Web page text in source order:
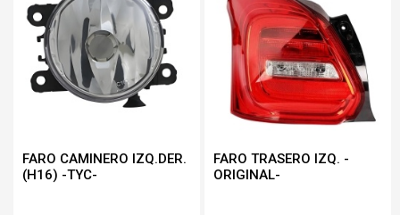
FARO CAMINERO IZQ.DER.
(H16) -TYC-
FARO TRASERO IZQ. -
ORIGINAL-